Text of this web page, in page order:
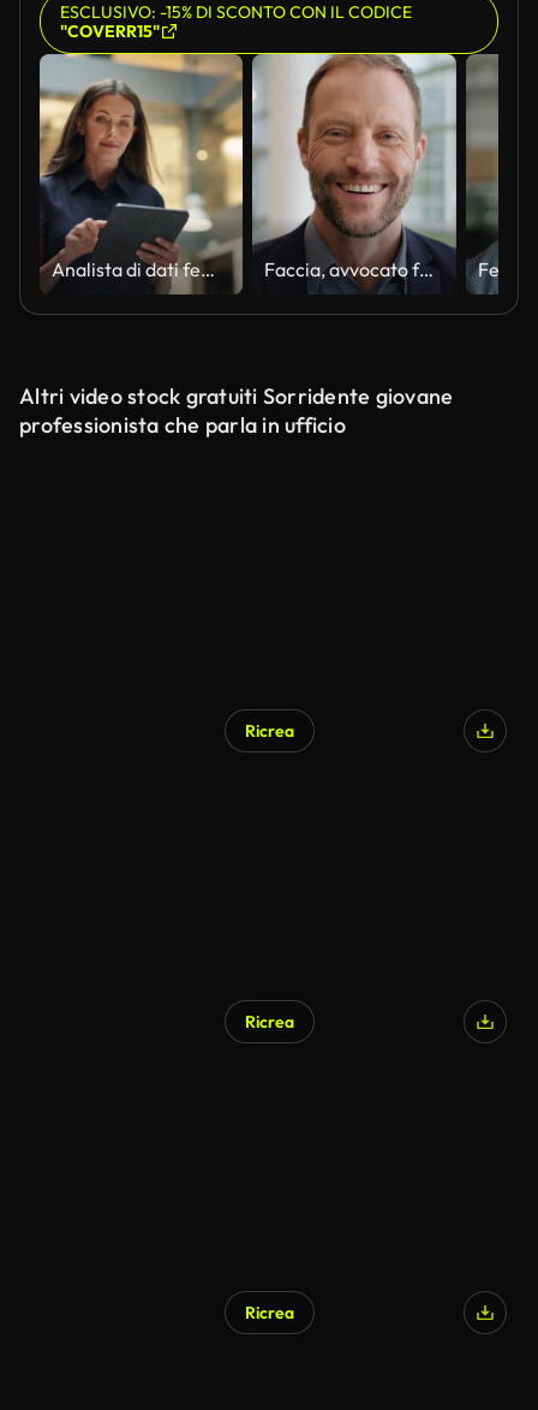
ESCLUSIVO: -15% DI SCONTO CON IL CODICE
"COVERR15"
Analista di dati femminile sorridente mentre controlla i nuovi dati per la giornata. Ritratto di donna d'affari bianca che cammina verso il suo ufficio commerciale in un ampio edificio aziendale. Angolo basso, rallentatore Faccia, avvocato felice e uomo in ufficio, azienda aziendale e posto di lavoro. Ritratto, sorriso e avvocato professionista, dipendente o lavoratore, avvocato e notaio, consulente e consulente aziendale in Australia
Altri video stock gratuiti Sorridente giovane
professionista che parla in ufficio
Ricrea
Ricrea
Ricrea